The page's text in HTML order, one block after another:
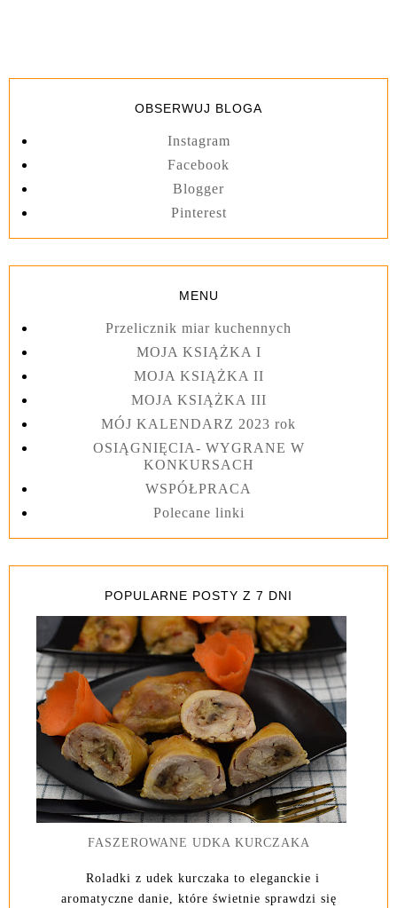
OBSERWUJ BLOGA
Instagram
Facebook
Blogger
Pinterest
MENU
Przelicznik miar kuchennych
MOJA KSIĄŻKA I
MOJA KSIĄŻKA II
MOJA KSIĄŻKA III
MÓJ KALENDARZ 2023 rok
OSIĄGNIĘCIA- WYGRANE W
KONKURSACH
WSPÓŁPRACA
Polecane linki
POPULARNE POSTY Z 7 DNI
FASZEROWANE UDKA KURCZAKA
Roladki z udek kurczaka to eleganckie i
aromatyczne danie, które świetnie sprawdzi się